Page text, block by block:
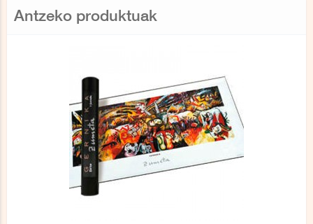
Antzeko produktuak